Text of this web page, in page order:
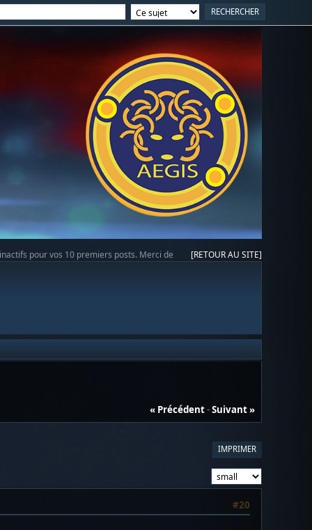
[RETOUR AU SITE]
pour vos 10 premiers posts. Merci de
« Précédent-Suivant »
IMPRIMER
#20